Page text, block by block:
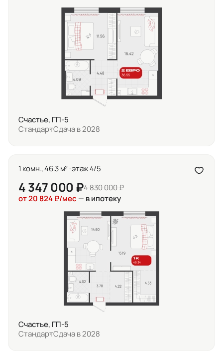
Счастье, ГП-5
СтандартСдача в 2028
1 комн., 46.3 м² · этаж 4/5
4 347 000 ₽4 830 000 ₽
от 20 824 ₽/мес — в ипотеку
Счастье, ГП-5
СтандартСдача в 2028